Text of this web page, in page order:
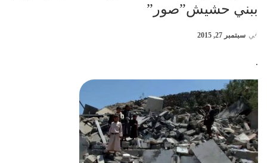
ببني حشيش”صور”
في سبتمبر 27, 2015
.